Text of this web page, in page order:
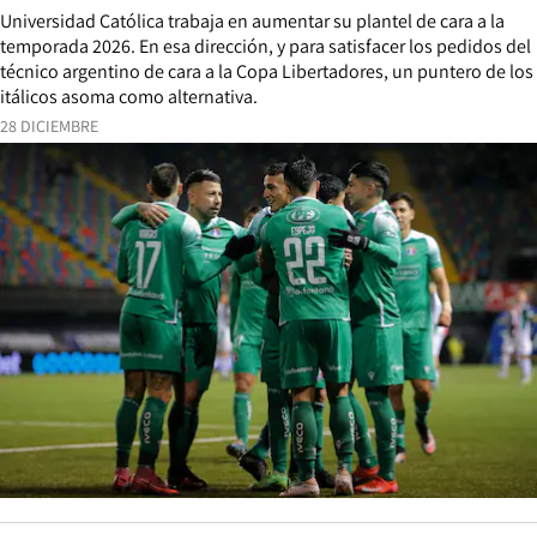
28 DICIEMBRE
Universidad Católica trabaja en aumentar su plantel de cara a la
temporada 2026. En esa dirección, y para satisfacer los pedidos del
técnico argentino de cara a la Copa Libertadores, un puntero de los
itálicos asoma como alternativa.